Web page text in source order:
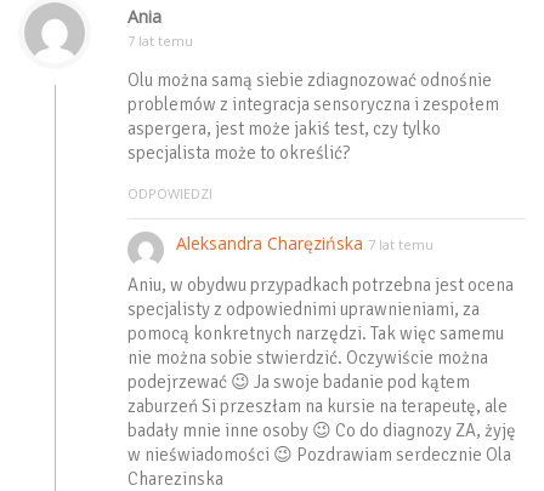
Ania
7 lat temu
Olu można samą siebie zdiagnozować odnośnie
problemów z integracja sensoryczna i zespołem
aspergera, jest może jakiś test, czy tylko
specjalista może to określić?
ODPOWIEDZI
Aleksandra Charęzińska 7 lat temu
Aniu, w obydwu przypadkach potrzebna jest ocena
specjalisty z odpowiednimi uprawnieniami, za
pomocą konkretnych narzędzi. Tak więc samemu
nie można sobie stwierdzić. Oczywiście można
podejrzewać 😉 Ja swoje badanie pod kątem
zaburzeń Si przeszłam na kursie na terapeutę, ale
badały mnie inne osoby 😉 Co do diagnozy ZA, żyję
w nieświadomości 😉 Pozdrawiam serdecznie Ola
Charezinska